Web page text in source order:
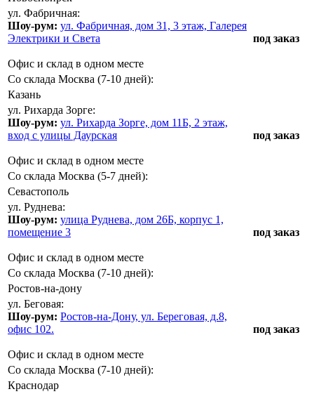
ул. Фабричная:
Шоу-рум: ул. Фабричная, дом 31, 3 этаж, Галерея
Электрики и Света
Офис и склад в одном месте
под заказ
Со склада Москва (7-10 дней):
Казань
ул. Рихарда Зорге:
Шоу-рум: ул. Рихарда Зорге, дом 11Б, 2 этаж,
вход с улицы Даурская
Офис и склад в одном месте
под заказ
Со склада Москва (5-7 дней):
Севастополь
ул. Руднева:
Шоу-рум: улица Руднева, дом 26Б, корпус 1,
помещение 3
Офис и склад в одном месте
под заказ
Со склада Москва (7-10 дней):
Ростов-на-дону
ул. Беговая:
Шоу-рум: Ростов-на-Дону, ул. Береговая, д.8,
офис 102.
Офис и склад в одном месте
под заказ
Со склада Москва (7-10 дней):
Краснодар